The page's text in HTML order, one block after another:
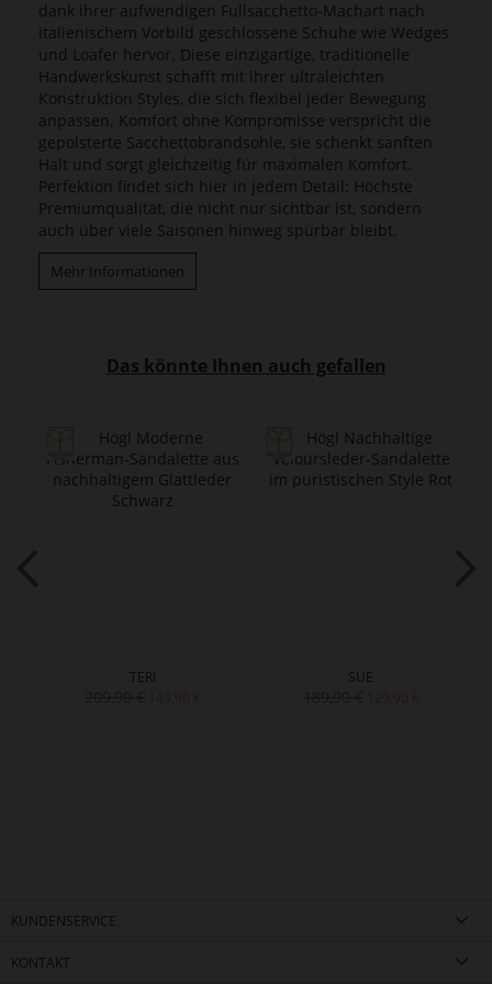
dank ihrer aufwendigen Fullsacchetto-Machart nach
italienischem Vorbild geschlossene Schuhe wie Wedges
und Loafer hervor. Diese einzigartige, traditionelle
Handwerkskunst schafft mit ihrer ultraleichten
Konstruktion Styles, die sich flexibel jeder Bewegung
anpassen. Komfort ohne Kompromisse verspricht die
gepolsterte Sacchettobrandsohle, sie schenkt sanften
Halt und sorgt gleichzeitig für maximalen Komfort.
Perfektion findet sich hier in jedem Detail: Höchste
Premiumqualität, die nicht nur sichtbar ist, sondern
auch über viele Saisonen hinweg spürbar bleibt.
Mehr Informationen
Das könnte Ihnen auch gefallen
TERI SUE
KUNDENSERVICE
KONTAKT